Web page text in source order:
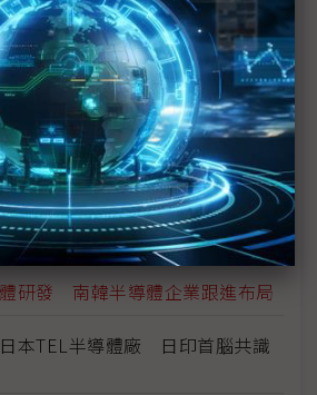
及印度晶片自給自足目標
本土晶片組、IP列優先要務
計畫 Modi：首顆商用晶片力拚
溫 ASML承諾投入具體細節待
研發 南韓半導體企業跟進布局
本TEL半導體廠 日印首腦共識